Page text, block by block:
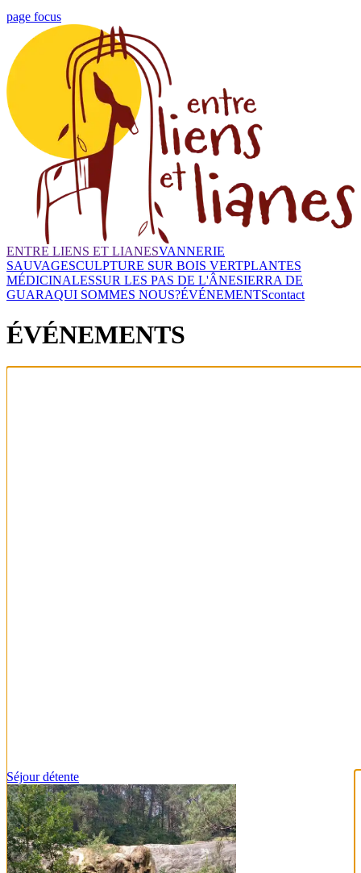
page focus
ENTRE LIENS ET LIANESVANNERIE
SAUVAGESCULPTURE SUR BOIS VERTPLANTES
MÉDICINALESSUR LES PAS DE L'ÂNESIERRA DE
GUARAQUI SOMMES NOUS?ÉVÉNEMENTScontact
ÉVÉNEMENTS
Séjour détente